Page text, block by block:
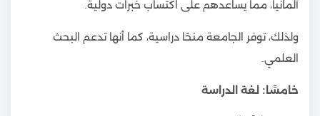
ألمانيا، مما يساعدهم على اكتساب خبرات دولية.
ولذلك، توفر الجامعة منحًا دراسية، كما أنها تدعم البحث
العلمي.
خامسًا: لغة الدراسة